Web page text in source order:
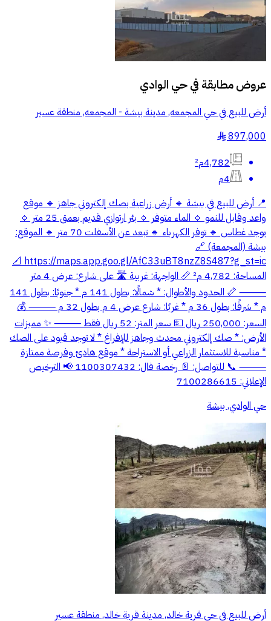
عروض مطابقة فيحي الوادي
أرض للبيع في حي المجمعه, مدينة بيشة - المجمعه, منطقة عسير
897,000
§
4,782م²
4م
📍 أرض للبيع في بيشة 🔹 أرض زراعية بصك إلكتروني جاهز 🔹 موقع
واعد وقابل للنمو 🔹 الماء متوفر 🔹 بئر ارتوازي قديم بعمق 25 متر 🔹
يوجد غطاس 🔹 توفر الكهرباء 🔹 تبعد عن الأسفلت 70 متر 🔹 الموقع:
بيشة (المجمعة) 🔗
https://maps.app.goo.gl/AfC33uBT8nzZ8S487?g_st=ic 📐
المساحة: 4,782 م² 📏 الواجهة: غربية 🛣 على شارع: عرض 4 متر
⸻ 📏 الحدود والأطوال: * شمالًا: بطول 141 م * جنوبًا: بطول 141
م * شرقًا: بطول 36 م * غربًا: شارع عرض 4 م بطول 32 م ⸻ 💰
السعر: 250,000 ريال 💵 سعر المتر: 52 ريال فقط ⸻ ✨ مميزات
الأرض: * صك إلكتروني محدث وجاهز للإفراغ * لا توجد قيود على الصك
* مناسبة للاستثمار الزراعي أو الاستراحة * موقع هادئ وفرصة ممتازة
⸻ 📞 للتواصل: 📄 رخصة فال: 1100307432 📢 الترخيص
الإعلاني: 7100286615
حي الوادي, بيشة
أرض للبيع في حي قرية خالد, مدينة قرية خالد, منطقة عسير